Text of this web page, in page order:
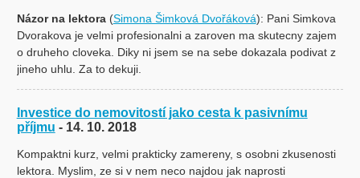
Názor na lektora(Simona Šimková Dvořáková): Pani Simkova
Dvorakova je velmi profesionalni a zaroven ma skutecny zajem
o druheho cloveka. Diky ni jsem se na sebe dokazala podivat z
jineho uhlu. Za to dekuji.
Investice do nemovitostí jako cesta k pasivnímu
příjmu - 14. 10. 2018
Kompaktni kurz, velmi prakticky zamereny, s osobni zkusenosti
lektora. Myslim, ze si v nem neco najdou jak naprosti